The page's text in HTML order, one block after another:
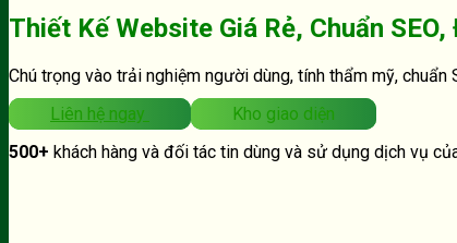
Thiết Kế Website Giá Rẻ, Chuẩn
Chú trọng vào trải nghiệm người dùng, tính thẩm mỹ,
Liên hệ ngay
Kho giao diện
500+ khách hàng và đối tác tin dùng và sử dụng dịch vụ